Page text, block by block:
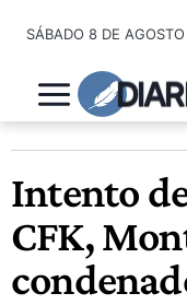
contenido
SÁBADO 8 DE
Intento
CFK,